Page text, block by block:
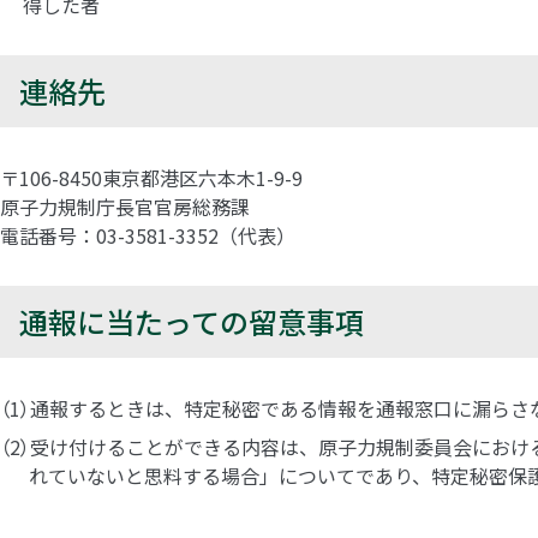
連絡先
〒106-8450東京都港区六本木1-9-9
原子力規制庁長官官房総務課
電話番号：03-3581-3352（代表）
通報に当たっての留意事項
通報するときは、特定秘密である情報を通報窓口に漏ら
受け付けることができる内容は、原子力規制委員会にお
れていないと思料する場合」についてであり、特定秘密